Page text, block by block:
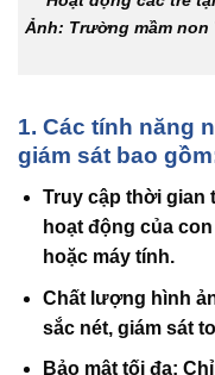
Ảnh: Trường mầm
1. Các tính năng
giám sát bao
Truy cập thời gian
hoạt động của
hoặc máy tính.
Chất lượng hình
sắc nét, giám sát
Bảo mật tối đa: